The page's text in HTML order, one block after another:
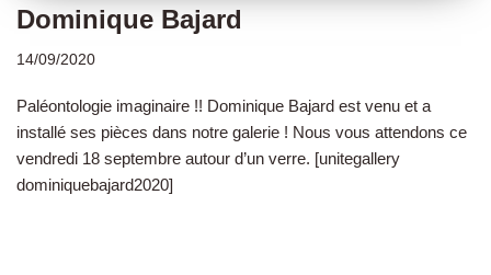
Dominique Bajard
14/09/2020
Paléontologie imaginaire !! Dominique Bajard est venu et a
installé ses pièces dans notre galerie ! Nous vous attendons ce
vendredi 18 septembre autour d’un verre. [unitegallery
dominiquebajard2020]